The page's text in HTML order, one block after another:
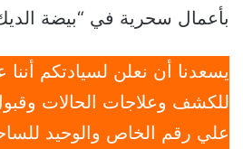
بأعمال سحرية في “بيضة
يسعدنا أن نعلن لسيادتكم أننا
للكشف وعلاجات الحالات
علي رقم الخاص والوحيد